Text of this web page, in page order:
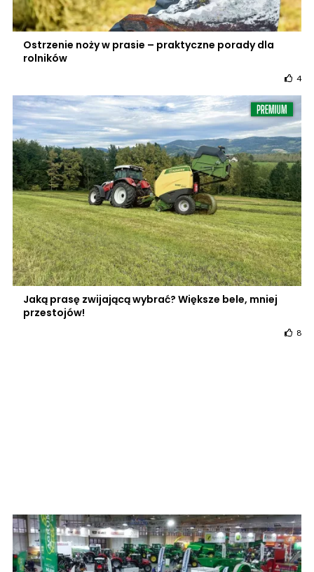
Ostrzenie noży w prasie – praktyczne porady dla
rolników
4
Jaką prasę zwijającą wybrać? Większe bele, mniej
przestojów!
8